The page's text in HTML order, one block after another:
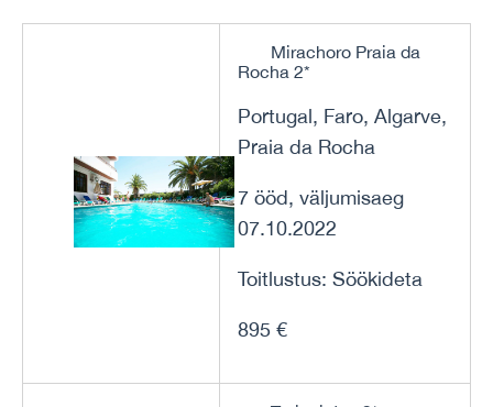
Mirachoro Praia da
Rocha 2*
Portugal, Faro, Algarve,
Praia da Rocha
7 ööd, väljumisaeg
07.10.2022
Toitlustus: Söökideta
895 €